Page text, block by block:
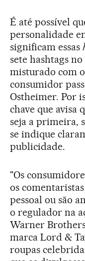
É até possível
personalidade
significam essas
sete hashtags
misturado com
consumidor
Ostheimer. Por
chave que avisa
seja a primeira,
se indique
publicidade.
"Os
os
pessoal ou são
o regulador na
Warner
marca Lord &
roupas